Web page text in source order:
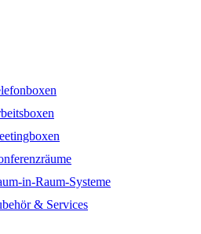
in-Raum-Systeme
& Services